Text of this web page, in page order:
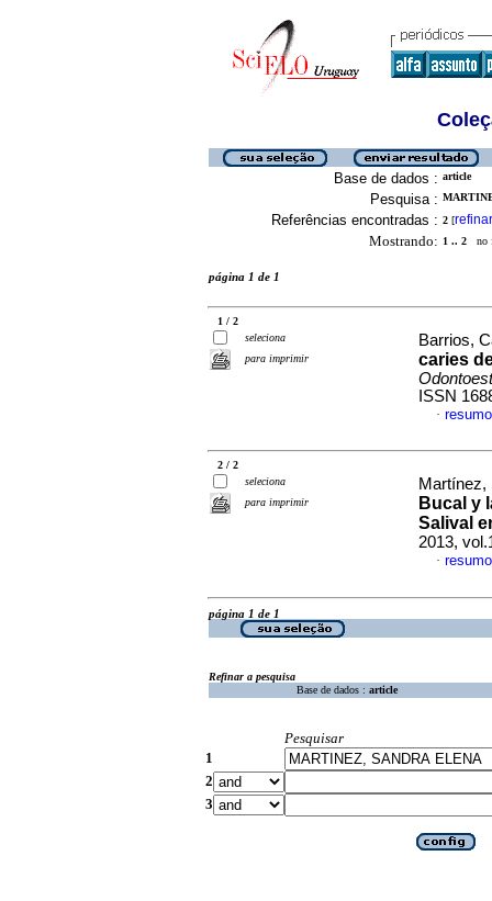
Base de dados : article
Pesquisa :
Referências encontradas : 2 [refinar
Mostrando: 1 .. 2 no
página 1 de 1
1 / 2
seleciona
para imprimir
Barrios,
caries
ISSN
·
2 / 2
seleciona
para imprimir
Martínez,
Bucal y
Salival
2013,
·
página 1 de 1
Refinar a pesquisa
Base de dados : article
Pesquisar
1
2
3